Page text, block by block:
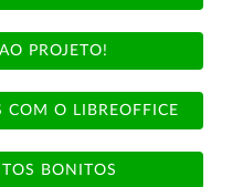
PROJETO!
COM O LIBREOFFICE
BONITOS